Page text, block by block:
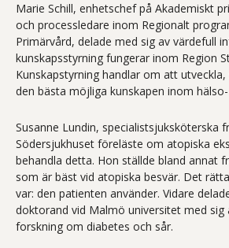
Marie Schill, enhetschef på Akademiskt
och processledare inom Regionalt
Primärvård, delade med sig av värdefull
kunskapsstyrning fungerar inom Region
Kunskapstyrning handlar om att
den bästa möjliga kunskapen inom
Susanne Lundin, specialistsjuksköterska
Södersjukhuset föreläste om atopiska
behandla detta. Hon ställde bland annat
som är bäst vid atopiska besvär. Det
var: den patienten använder. Vidare
doktorand vid Malmö universitet med sig
forskning om diabetes och sår.